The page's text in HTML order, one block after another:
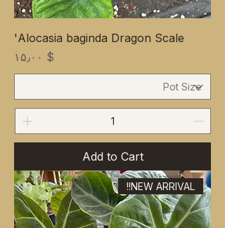
Alocasia baginda Dragon Scale'
Price
$ ۱۵٫۰۰
Add to Cart
NEW ARRIVAL!!